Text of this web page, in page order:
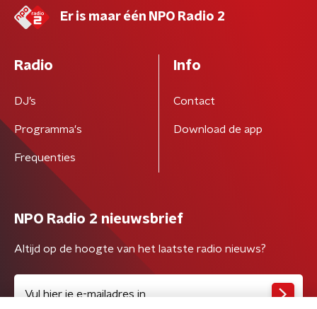
Er is maar één NPO Radio 2
Radio
DJ’s
Programma's
Frequenties
Info
Contact
Download de app
NPO Radio 2 nieuwsbrief
Altijd op de hoogte van het laatste radio nieuws?